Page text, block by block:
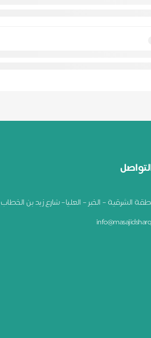
الشرقية – الخبر – العليا– شارع زيد بن الخطاب